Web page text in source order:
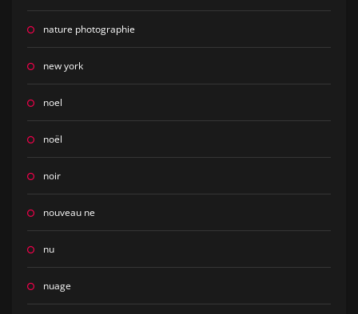
nature photographie
new york
noel
noël
noir
nouveau ne
nu
nuage